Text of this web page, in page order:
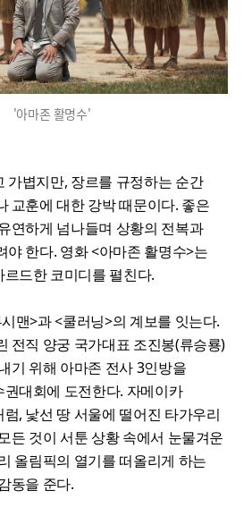
'아마존 활명수'
가볍지만, 장르를 규정하는 순간
교훈에 대한 강박 때문이다. 좋은
연하게 넘나들며 상황의 전복과
야 한다. 영화 <아마존 활명수>는
드한 코미디를 펼친다.
맨>과 <쿨러닝>의 계보를 잇는다.
전직 양궁 국가대표 조진봉(류승룡)
기 위해 아마존 전사 3인방을
대회에 도전한다. 자메이카
, 낯선 땅 서울에 떨어진 타가우리
든 것이 서툰 상황 속에서 눈물겨운
올림픽의 열기를 떠올리게 하는
동을 준다.